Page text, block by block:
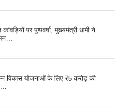
कांवड़ियों पर पुष्पवर्षा, मुख्यमंत्री धामी ने
विकास योजनाओं के लिए ₹5 करोड़ की